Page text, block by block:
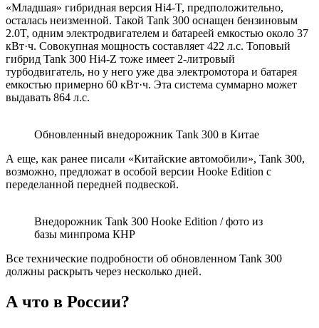
«Младшая» гибридная версия Hi4-T, предположительно,
осталась неизменной. Такой Tank 300 оснащен бензиновым
2.0T, одним электродвигателем и батареей емкостью около 37
кВт·ч. Совокупная мощность составляет 422 л.с. Топовый
гибрид Tank 300 Hi4-Z тоже имеет 2-литровый
турбодвигатель, но у него уже два электромотора и батарея
емкостью примерно 60 кВт·ч. Эта система суммарно может
выдавать 864 л.с.
Обновленный внедорожник Tank 300 в Китае
А еще, как ранее писали «Китайские автомобили», Tank 300,
возможно, предложат в особой версии Hooke Edition с
переделанной передней подвеской.
Внедорожник Tank 300 Hooke Edition / фото из
базы минпрома КНР
Все технические подробности об обновленном Tank 300
должны раскрыть через несколько дней.
А что в России?